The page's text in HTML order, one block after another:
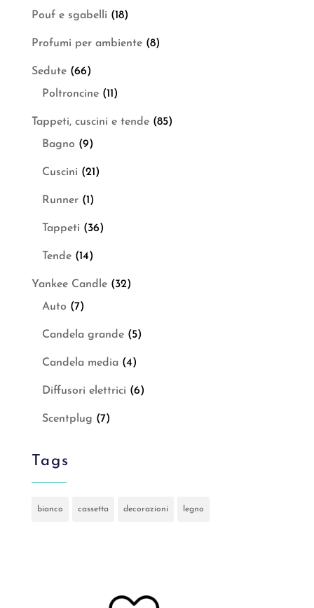
Pouf e sgabelli (18)
Profumi per ambiente (8)
Sedute (66)
Poltroncine (11)
Tappeti, cuscini e tende (85)
Bagno (9)
Cuscini (21)
Runner (1)
Tappeti (36)
Tende (14)
Yankee Candle (32)
Auto (7)
Candela grande (5)
Candela media (4)
Diffusori elettrici (6)
Scentplug (7)
Tags
bianco cassetta decorazioni legno